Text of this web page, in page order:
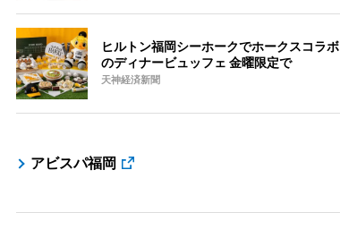
ヒルトン福岡シーホークでホークスコラボ
のディナービュッフェ 金曜限定で
天神経済新聞
アビスパ福岡